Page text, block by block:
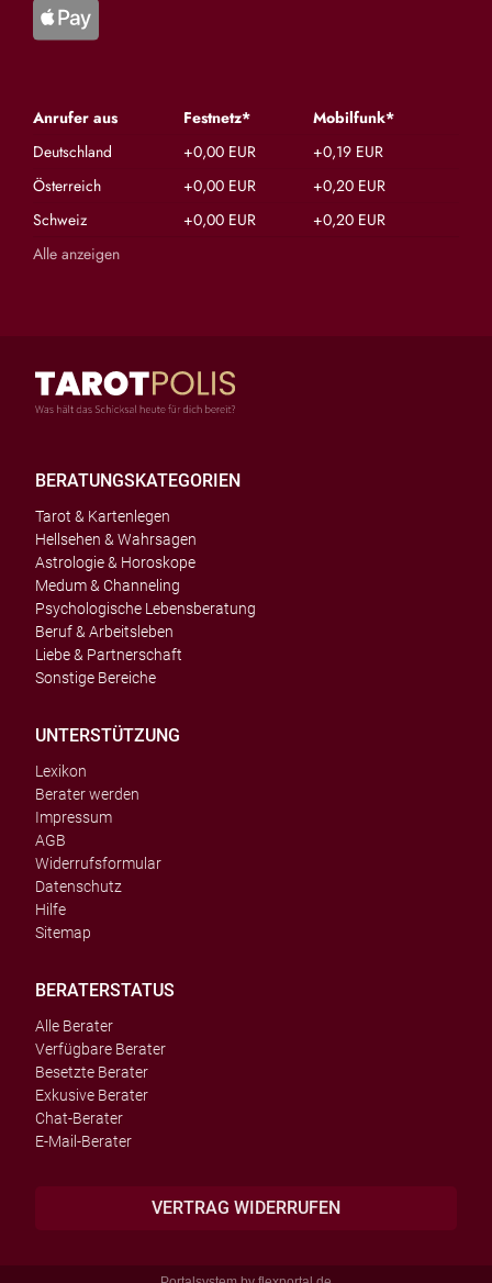
Anrufer aus Festnetz*
Mobilfunk*
Deutschland
+0,00 EUR
+0,19 EUR
Österreich
+0,00 EUR
+0,20 EUR
Schweiz
+0,00 EUR
+0,20 EUR
Alle anzeigen
BERATUNGSKATEGORIEN
Tarot & Kartenlegen
Hellsehen & Wahrsagen
Astrologie & Horoskope
Medum & Channeling
Psychologische Lebensberatung
Beruf & Arbeitsleben
Liebe & Partnerschaft
Sonstige Bereiche
UNTERSTÜTZUNG
Lexikon
Berater werden
Impressum
AGB
Widerrufsformular
Datenschutz
Hilfe
Sitemap
BERATERSTATUS
Alle Berater
Verfügbare Berater
Besetzte Berater
Exkusive Berater
Chat-Berater
E-Mail-Berater
VERTRAG WIDERRUFEN